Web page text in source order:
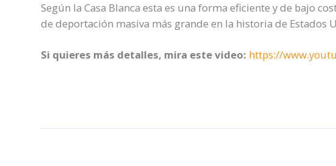
Según la Casa Blanca esta es una forma eficiente y de bajo
de deportación masiva más grande en la historia de Estados
Si quieres más detalles, mira este video: https://